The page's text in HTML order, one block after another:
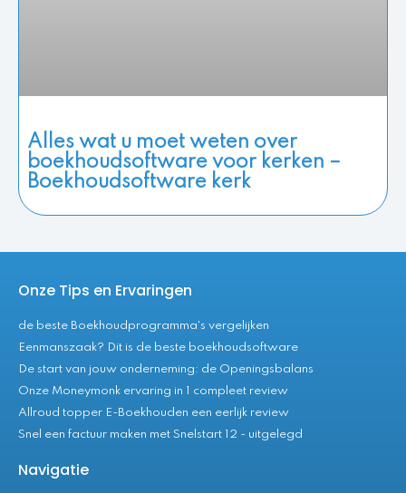
Alles wat u moet weten over
boekhoudsoftware voor kerken –
Boekhoudsoftware kerk
Onze Tips en Ervaringen
de beste Boekhoudprogramma's vergelijken
Eenmanszaak? Dit is de beste boekhoudsoftware
De start van jouw onderneming: de Openingsbalans
Onze Moneymonk ervaring in 1 compleet review
Allroud topper E-Boekhouden een eerlijk review
Snel een factuur maken met Snelstart 12 - uitgelegd
Navigatie